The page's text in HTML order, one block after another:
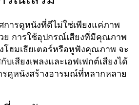
การดูหนังที่ดีไม่ใช่เพียงแค่ภาพ
ย การใช้อุปกรณ์เสียงที่มีคุณภาพ
โฮมเธียเตอร์หรือหูฟังคุณภาพ จะ
เสียงเพลงและเอฟเฟกต์เสียงได้
รดูหนังสร้างอารมณ์ที่หลากหลาย